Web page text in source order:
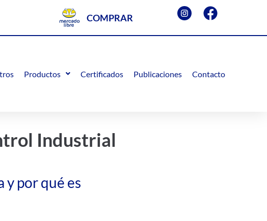
COMPRAR
Productos Certificados Publicaciones Contacto
Industrial
y por qué es